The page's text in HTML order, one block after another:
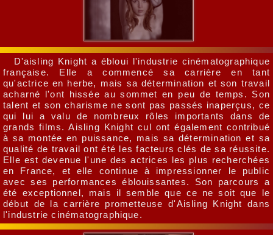
D'aisling Knight a ébloui l'industrie cinématographique
française. Elle a commencé sa carrière en tant
qu'actrice en herbe, mais sa détermination et son travail
acharné l'ont hissée au sommet en peu de temps. Son
talent et son charisme ne sont pas passés inaperçus, ce
qui lui a valu de nombreux rôles importants dans de
grands films. Aisling Knight cul ont également contribué
à sa montée en puissance, mais sa détermination et sa
qualité de travail ont été les facteurs clés de sa réussite.
Elle est devenue l'une des actrices les plus recherchées
en France, et elle continue à impressionner le public
avec ses performances éblouissantes. Son parcours a
été exceptionnel, mais il semble que ce ne soit que le
début de la carrière prometteuse d'Aisling Knight dans
l'industrie cinématographique.